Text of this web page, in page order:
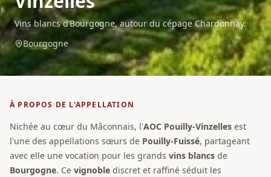
Vins blancs d’Bourgogne, autour du cépage Chardonnay.
Bourgogne
À PROPOS DE L'APPELLATION
Nichée au cœur du Mâconnais, l'AOC Pouilly-Vinzelles est
l'une des appellations sœurs de Pouilly-Fuissé, partageant
avec elle une vocation pour les grands vins blancs de
Bourgogne. Ce vignoble discret et raffiné séduit les